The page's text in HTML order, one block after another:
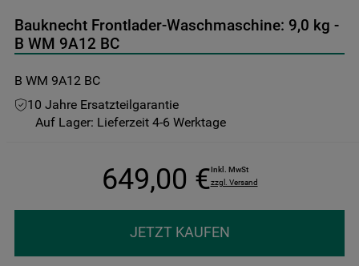
Bauknecht Frontlader-Waschmaschine: 9,0 kg -
B WM 9A12 BC
B WM 9A12 BC
10 Jahre Ersatzteilgarantie
Auf Lager: Lieferzeit 4-6 Werktage
649,00 €Inkl. MwSt
zzgl. Versand
JETZT KAUFEN